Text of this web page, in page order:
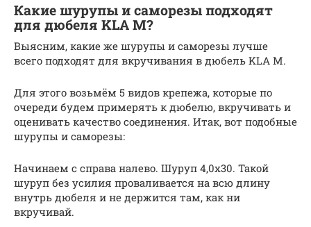
Какие шурупы и саморезы подходят
для дюбеля KLA M?
Выясним, какие же шурупы и саморезы лучше
всего подходят для вкручивания в дюбель KLA M.
Для этого возьмём 5 видов крепежа, которые по
очереди будем примерять к дюбелю, вкручивать и
оценивать качество соединения. Итак, вот подобные
шурупы и саморезы:
Начинаем с справа налево. Шуруп 4,0х30. Такой
шуруп без усилия проваливается на всю длину
внутрь дюбеля и не держится там, как ни
вкручивай.